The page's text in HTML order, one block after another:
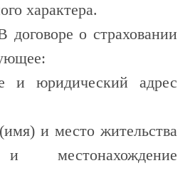
характера.
о страховании
юридический адрес
и место жительства
и местонахождение